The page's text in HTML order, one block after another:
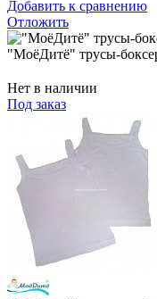
Добавить к сравнению
Отложить
"МоёДитё" трусы-
Нет в наличии
Под заказ